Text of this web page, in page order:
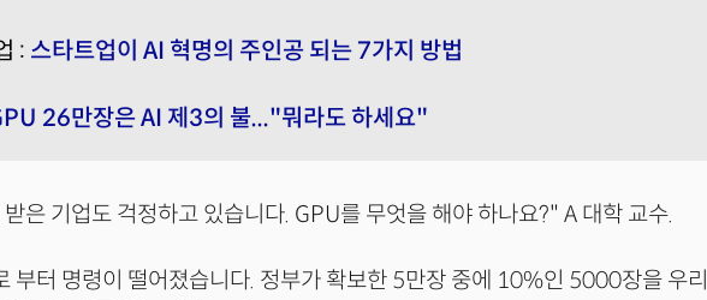
: 스타트업이 AI 혁명의 주인공 되는 7가지 방법
26만장은 AI 제3의 불..."뭐라도 하세요"
은 기업도 걱정하고 있습니다. GPU를 무엇을 해야 하나요?" A 대학 교수.
부터 명령이 떨어졌습니다. 정부가 확보한 5만장 중에 10%인 5000장을 우리